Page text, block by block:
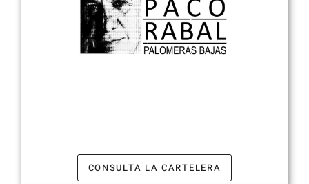
CONSULTA LA CARTELERA